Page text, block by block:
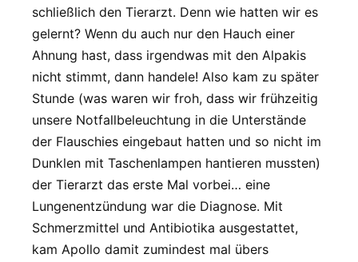
schließlich den Tierarzt. Denn wie hatten wir es
gelernt? Wenn du auch nur den Hauch einer
Ahnung hast, dass irgendwas mit den Alpakis
nicht stimmt, dann handele! Also kam zu später
Stunde (was waren wir froh, dass wir frühzeitig
unsere Notfallbeleuchtung in die Unterstände
der Flauschies eingebaut hatten und so nicht im
Dunklen mit Taschenlampen hantieren mussten)
der Tierarzt das erste Mal vorbei… eine
Lungenentzündung war die Diagnose. Mit
Schmerzmittel und Antibiotika ausgestattet,
kam Apollo damit zumindest mal übers